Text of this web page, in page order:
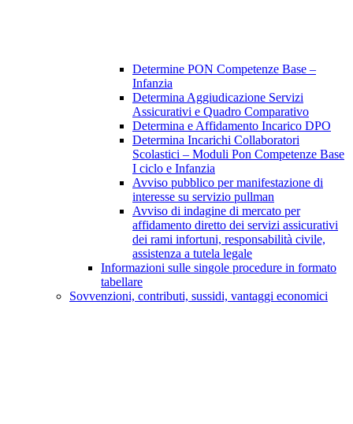
Determine PON Competenze Base –
Infanzia
Determina Aggiudicazione Servizi
Assicurativi e Quadro Comparativo
Determina e Affidamento Incarico DPO
Determina Incarichi Collaboratori
Scolastici – Moduli Pon Competenze Base
I ciclo e Infanzia
Avviso pubblico per manifestazione di
interesse su servizio pullman
Avviso di indagine di mercato per
affidamento diretto dei servizi assicurativi
dei rami infortuni, responsabilità civile,
assistenza a tutela legale
Informazioni sulle singole procedure in formato
tabellare
Sovvenzioni, contributi, sussidi, vantaggi economici